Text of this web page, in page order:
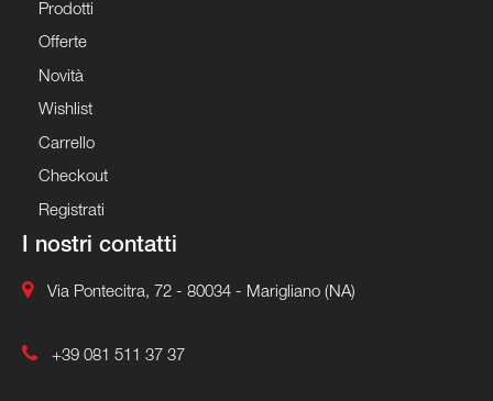
Prodotti
Offerte
Novità
Wishlist
Carrello
Checkout
Registrati
I nostri contatti
Via Pontecitra, 72 - 80034 - Marigliano (NA)
+39 081 511 37 37